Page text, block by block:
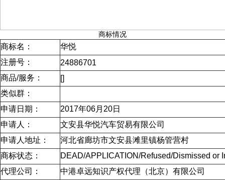
商标情况
商标名：
华悦
注册号：
24886701
商品/服务：
[]
类似群：
申请日期：
2017年06月20日
申请人：
文安县华悦汽车贸易有限公司
申请人地址：
河北省廊坊市文安县滩里镇杨管营村
商标状态：
DEAD/APPLICATION/Refused/Dismissed or
代理公司：
中港卓远知识产权代理（北京）有限公司